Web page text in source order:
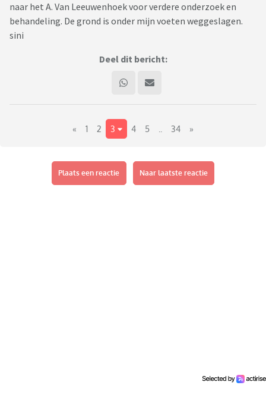
naar het A. Van Leeuwenhoek voor verdere onderzoek en
behandeling. De grond is onder mijn voeten weggeslagen.
sini
Deel dit bericht:
« 1 2 3 4 5 34 »
Plaats een reactie Naar laatste reactie